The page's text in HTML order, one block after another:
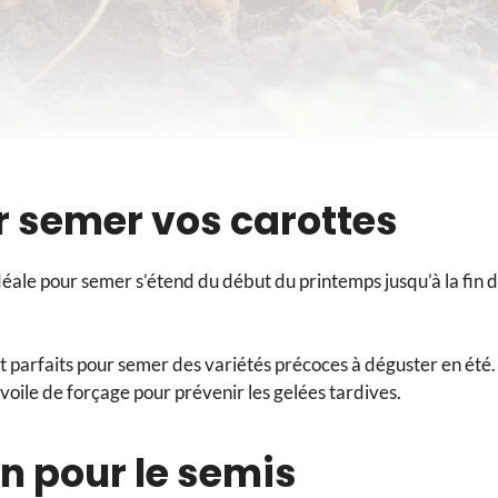
semer vos carottes
pour semer s’étend du début du printemps jusqu’à la fin
pour semer des variétés précoces à déguster en été.
de forçage pour prévenir les gelées tardives.
pour le semis